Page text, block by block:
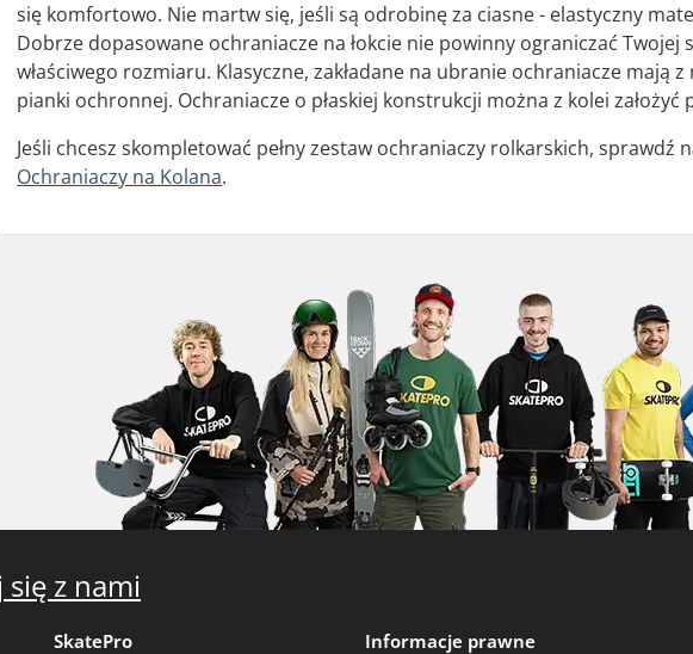
się komfortowo. Nie martw się, jeśli są odrobinę za ciasne - elastyczny
Dobrze dopasowane ochraniacze na łokcie nie powinny ograniczać
właściwego rozmiaru. Klasyczne, zakładane na ubranie ochraniacze mają
pianki ochronnej. Ochraniacze o płaskiej konstrukcji można z kolei założyć
Jeśli chcesz skompletować pełny zestaw ochraniaczy rolkarskich, sprawdź
Ochraniaczy na Kolana.
z nami
SkatePro Informacje prawne